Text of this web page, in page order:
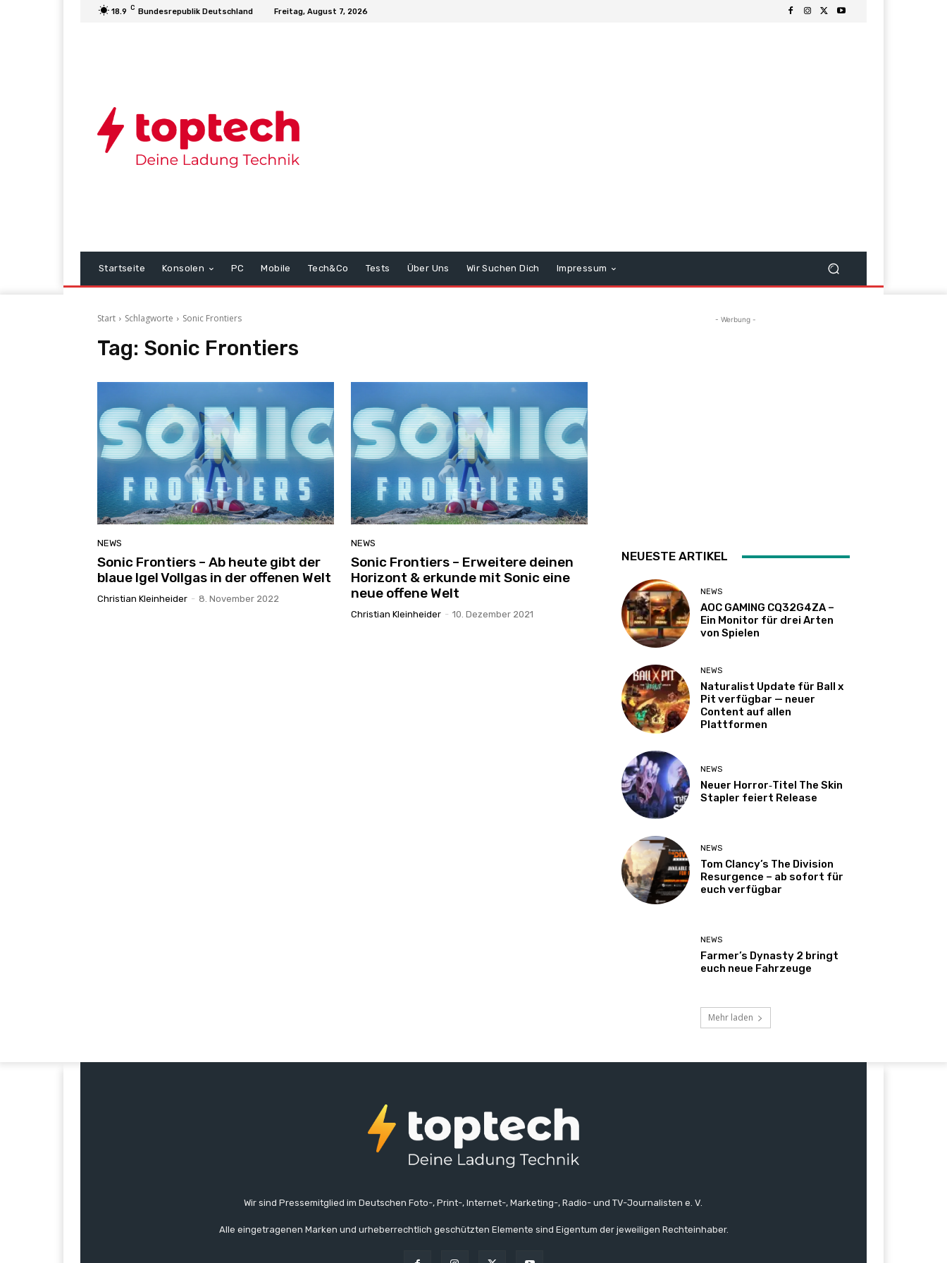
18.9 C Bundesrepublik Deutschland Freitag, August 7, 2026
Startseite Konsolen PC Mobile Tech&Co Tests Über Uns Wir Suchen Dich Impressum
Start Schlagworte Sonic Frontiers
Tag: Sonic Frontiers
NEWS
Sonic Frontiers – Ab heute gibt der
blaue Igel Vollgas in der offenen Welt
Christian Kleinheider - 8. November 2022
NEWS
Sonic Frontiers – Erweitere deinen
Horizont & erkunde mit Sonic eine
neue offene Welt
Christian Kleinheider - 10. Dezember 2021
- Werbung -
NEUESTE ARTIKEL
NEWS
AOC GAMING CQ32G4ZA –
Ein Monitor für drei Arten
von Spielen
NEWS
Naturalist Update für Ball x
Pit verfügbar — neuer
Content auf allen
Plattformen
NEWS
Neuer Horror‑Titel The Skin
Stapler feiert Release
NEWS
Tom Clancy’s The Division
Resurgence – ab sofort für
euch verfügbar
NEWS
Farmer’s Dynasty 2 bringt
euch neue Fahrzeuge
Mehr laden
Wir sind Pressemitglied im Deutschen Foto-, Print-, Internet-, Marketing-, Radio- und TV-Journalisten e. V.
Alle eingetragenen Marken und urheberrechtlich geschützten Elemente sind Eigentum der jeweiligen Rechteinhaber.